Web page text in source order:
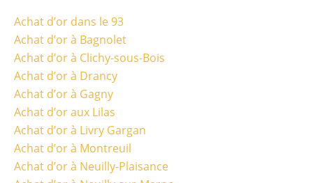
Achat d’or dans le 93
Achat d’or à Bagnolet
Achat d’or à Clichy-sous-Bois
Achat d’or à Drancy
Achat d’or à Gagny
Achat d’or aux Lilas
Achat d’or à Livry Gargan
Achat d’or à Montreuil
Achat d’or à Neuilly-Plaisance